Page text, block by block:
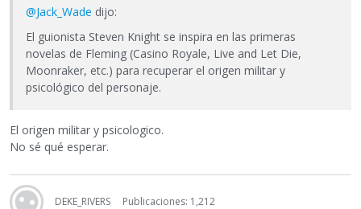
@Jack_Wade dijo:
El guionista Steven Knight se inspira en las primeras
novelas de Fleming (Casino Royale, Live and Let Die,
Moonraker, etc.) para recuperar el origen militar y
psicológico del personaje.
El origen militar y psicologico.
No sé qué esperar.
DEKE_RIVERS
Publicaciones: 1,212